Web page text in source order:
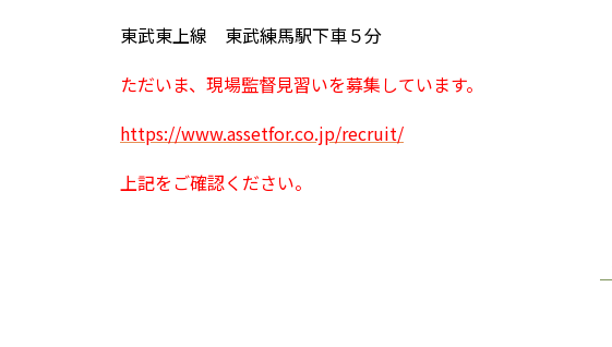
東武東上線 東武練馬駅下車５分
ただいま、現場監督見習いを募集しています。
https://www.assetfor.co.jp/recruit/
上記をご確認ください。